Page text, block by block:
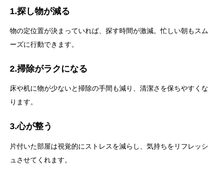
1.探し物が減る
物の定位置が決まっていれば、探す時間が激減。忙しい朝もスム
ーズに行動できます。
2.掃除がラクになる
床や机に物が少ないと掃除の手間も減り、清潔さを保ちやすくな
ります。
3.心が整う
片付いた部屋は視覚的にストレスを減らし、気持ちをリフレッシ
ュさせてくれます。